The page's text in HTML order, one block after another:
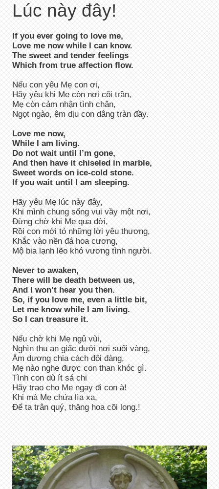
Lúc này đây!
If you ever going to love me,
Love me now while I can know.
The sweet and tender feelings
Which from true affection flow.
Nếu con yêu Mẹ con ơi,
Hãy yêu khi Mẹ còn nơi cõi trần,
Mẹ còn cảm nhận tình chân,
Ngọt ngào, êm dịu con dâng tràn đầy.
Love me now,
While I am living.
Do not wait until I’m gone,
And then have it chiseled in marble,
Sweet words on ice-cold stone.
If you wait until I am sleeping.
Hãy yêu Mẹ lúc này đây,
Khi mình chung sống vui vầy một nơi,
Đừng chờ khi Mẹ qua đời,
Rồi con mới tỏ những lời yêu thương,
Khắc vào nền đá hoa cương,
Mộ bia lạnh lẽo khó vương tình người.
Never to awaken,
There will be death between us,
And I won’t hear you then.
So, if you love me, even a little bit,
Let me know while I am living.
So I can treasure it.
Nếu chờ khi Mẹ ngủ vùi,
Nghìn thu an giấc dưới nơi suối vàng,
Âm dương chia cách đôi đàng,
Mẹ nào nghe được con than khóc gì.
Tình con dù ít sá chi
Hãy trao cho Mẹ ngay đi con à!
Khi mà Mẹ chửa lìa xa,
Để ta trân quý, thăng hoa cõi long.!